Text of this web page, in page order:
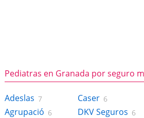
Pediatras en Granada por seguro
Adeslas 7
Agrupació 6
Caser 6
DKV Seguros 6